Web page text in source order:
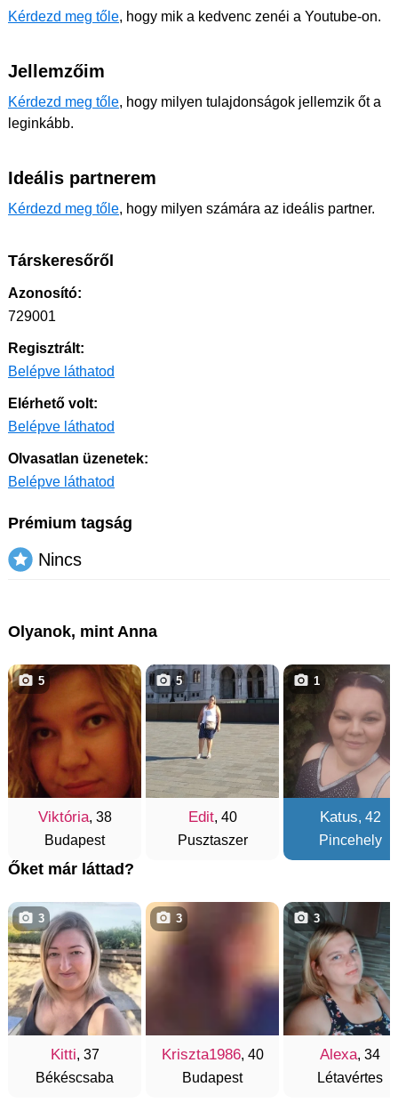
Kérdezd meg tőle, hogy mik a kedvenc zenéi a Youtube-on.
Jellemzőim
Kérdezd meg tőle, hogy milyen tulajdonságok jellemzik őt a
leginkább.
Ideális partnerem
Kérdezd meg tőle, hogy milyen számára az ideális partner.
Társkeresőről
Azonosító:
729001
Regisztrált:
Belépve láthatod
Elérhető volt:
Belépve láthatod
Olvasatlan üzenetek:
Belépve láthatod
Prémium tagság
Nincs
Olyanok, mint Anna
Viktória, 38
Budapest
5
Edit, 40
Pusztaszer
5
Katus, 42
Pincehely
1
Őket már láttad?
Kitti, 37
Békéscsaba
3
Kriszta1986, 40
Budapest
3
Alexa, 34
Létavértes
3